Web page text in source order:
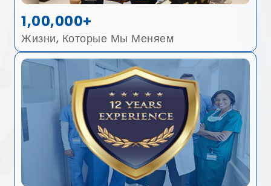
1,00,000+
Жизни, Которые Мы Меняем